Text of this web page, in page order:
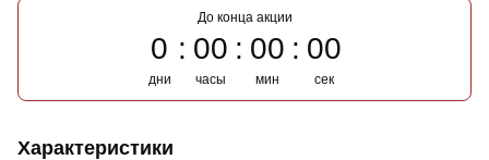
До конца акции
0
дни
00
часы
00
мин
00
сек
Характеристики